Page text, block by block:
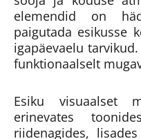
elemendid on
paigutada esikusse
igapäevaelu
funktionaalselt
Esiku visuaalset
erinevates
riidenagides,